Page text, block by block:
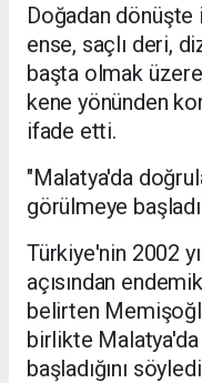
Doğadan dönüşte
ense, saçlı deri,
başta olmak
kene yönünden
ifade etti.
"Malatya'da
görülmeye
Türkiye'nin 2002
açısından
belirten
birlikte Malatya'da
başladığını